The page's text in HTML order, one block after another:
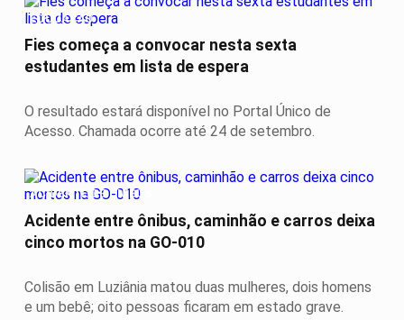
EDUCAÇÃO
Fies começa a convocar nesta sexta
estudantes em lista de espera
O resultado estará disponível no Portal Único de
Acesso. Chamada ocorre até 24 de setembro.
ACIDENTE DE ÔNIBUS
Acidente entre ônibus, caminhão e carros deixa
cinco mortos na GO-010
Colisão em Luziânia matou duas mulheres, dois homens
e um bebê; oito pessoas ficaram em estado grave.